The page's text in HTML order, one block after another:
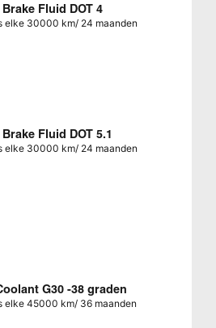
Fluid DOT 4
elke 30000 km/ 24 maanden
Fluid DOT 5.1
elke 30000 km/ 24 maanden
G30 -38 graden
elke 45000 km/ 36 maanden